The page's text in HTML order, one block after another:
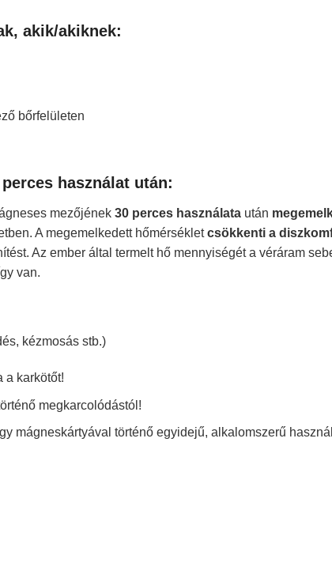
akik/akiknek:
bőrfelületen
használat után:
mezőjének 30 perces használata után
A megemelkedett hőmérsékletcsökkenti a
Az ember által termelt hő mennyiségét a véráram
van.
kézmosás stb.)
a karkötőt!
megkarcolódástól!
mágneskártyával történő egyidejű, alkalomszerű